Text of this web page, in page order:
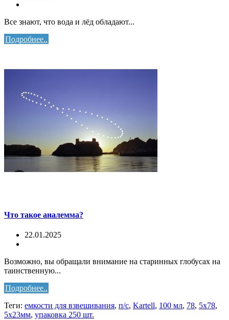
Все знают, что вода и лёд обладают...
Подробнее..
Что такое аналемма?
22.01.2025
Возможно, вы обращали внимание на старинных глобусах на
таинственную...
Подробнее..
Теги: емкости для взвешивания, п/с, Kartell, 100 мл, 78, 5х78,
5х23мм, упаковка 250 шт.